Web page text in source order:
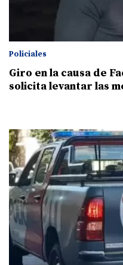
Policiales
Giro en la causa de
solicita levantar las